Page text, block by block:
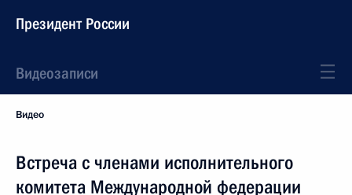
Президент России
Видеозаписи
Видео
Встреча с членами исполнительного
комитета Международной федерации